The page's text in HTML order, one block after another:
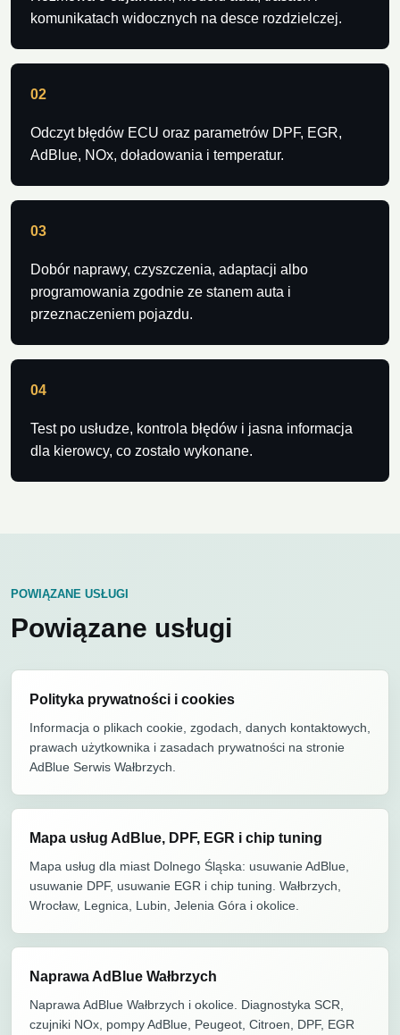
komunikatach widocznych na desce rozdzielczej.
02
Odczyt błędów ECU oraz parametrów DPF, EGR,
AdBlue, NOx, doładowania i temperatur.
03
Dobór naprawy, czyszczenia, adaptacji albo
programowania zgodnie ze stanem auta i
przeznaczeniem pojazdu.
04
Test po usłudze, kontrola błędów i jasna informacja
dla kierowcy, co zostało wykonane.
POWIĄZANE USŁUGI
Powiązane usługi
Polityka prywatności i cookies
Informacja o plikach cookie, zgodach, danych kontaktowych,
prawach użytkownika i zasadach prywatności na stronie
AdBlue Serwis Wałbrzych.
Mapa usług AdBlue, DPF, EGR i chip tuning
Mapa usług dla miast Dolnego Śląska: usuwanie AdBlue,
usuwanie DPF, usuwanie EGR i chip tuning. Wałbrzych,
Wrocław, Legnica, Lubin, Jelenia Góra i okolice.
Naprawa AdBlue Wałbrzych
Naprawa AdBlue Wałbrzych i okolice. Diagnostyka SCR,
czujniki NOx, pompy AdBlue, Peugeot, Citroen, DPF, EGR